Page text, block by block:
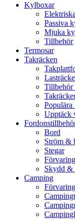
Kylboxar
Passiva
Mjuka
Tillbehör
Termosar
Takräcken
Tillbehör
Populära
Upptäck
Bord
Ström &
Stegar
Förvaring
Skydd &
Camping
Förvaring